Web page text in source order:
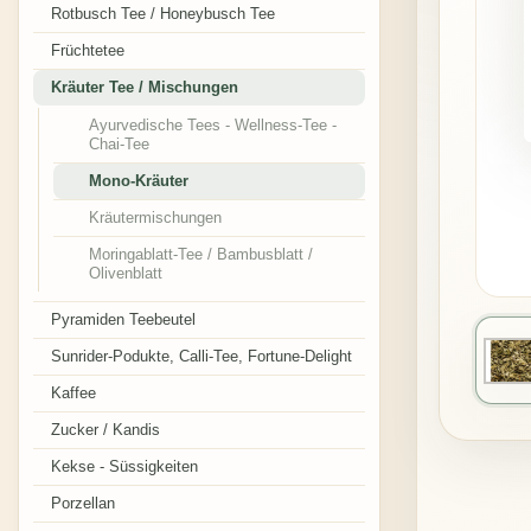
Rotbusch Tee / Honeybusch Tee
Früchtetee
Kräuter Tee / Mischungen
Ayurvedische Tees - Wellness-Tee -
Chai-Tee
Mono-Kräuter
Kräutermischungen
Moringablatt-Tee / Bambusblatt /
Olivenblatt
Pyramiden Teebeutel
Sunrider-Podukte, Calli-Tee, Fortune-Delight
Kaffee
Zucker / Kandis
Kekse - Süssigkeiten
Porzellan